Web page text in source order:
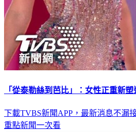
下載TVBS新聞APP，最新消息不漏接